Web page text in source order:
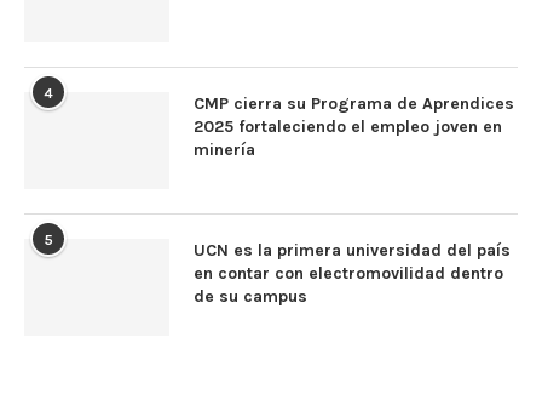
4
CMP cierra su Programa de Aprendices
2025 fortaleciendo el empleo joven en
minería
5
UCN es la primera universidad del país
en contar con electromovilidad dentro
de su campus